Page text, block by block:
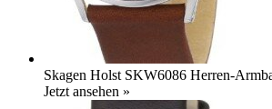
Skagen Holst SKW6086 Herren-
Jetzt ansehen »